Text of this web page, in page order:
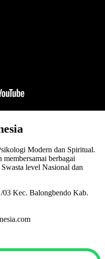
Modern dan Spiritual.
membersamai berbagai
level Nasional dan
03 Kec. Balongbendo Kab.